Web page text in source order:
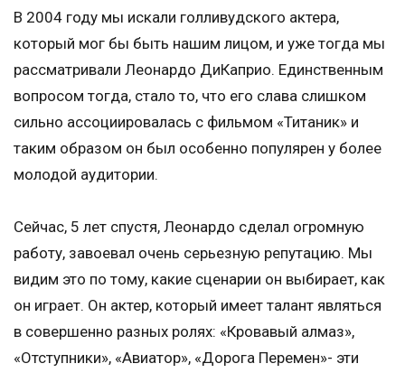
В 2004 году мы искали голливудского актера,
который мог бы быть нашим лицом, и уже тогда мы
рассматривали Леонардо ДиКаприо. Единственным
вопросом тогда, стало то, что его слава слишком
сильно ассоциировалась с фильмом «Титаник» и
таким образом он был особенно популярен у более
молодой аудитории.
Сейчас, 5 лет спустя, Леонардо сделал огромную
работу, завоевал очень серьезную репутацию. Мы
видим это по тому, какие сценарии он выбирает, как
он играет. Он актер, который имеет талант являться
в совершенно разных ролях: «Кровавый алмаз»,
«Отступники», «Авиатор», «Дорога Перемен»- эти